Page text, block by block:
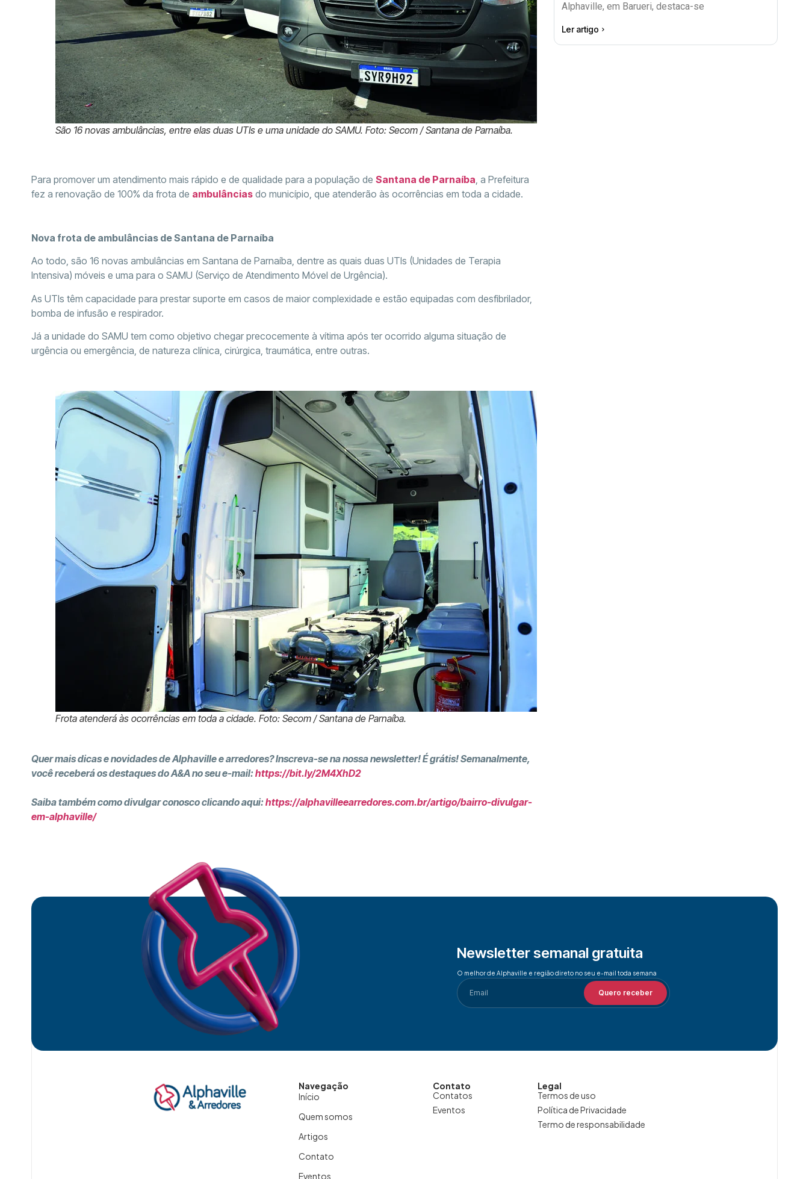
São 16 novas ambulâncias, entre elas duas UTIs e uma unidade do SAMU. Foto: Secom / Santana de Parnaíba.
Para promover um atendimento mais rápido e de qualidade para a população de Santana de Parnaíba , a Prefeitura
fez a renovação de 100% da frota de ambulâncias do município, que atenderão às ocorrências em toda a cidade.
Nova frota de ambulâncias de Santana de Parnaíba
Ao todo, são 16 novas ambulâncias em Santana de Parnaíba, dentre as quais duas UTIs (Unidades de Terapia
Intensiva) móveis e uma para o SAMU (Serviço de Atendimento Móvel de Urgência).
As UTIs têm capacidade para prestar suporte em casos de maior complexidade e estão equipadas com desfibrilador,
bomba de infusão e respirador.
Já a unidade do SAMU tem como objetivo chegar precocemente à vítima após ter ocorrido alguma situação de
urgência ou emergência, de natureza clínica, cirúrgica, traumática, entre outras.
Frota atenderá às ocorrências em toda a cidade. Foto: Secom / Santana de Parnaíba.
Quer mais dicas e novidades de Alphaville e arredores? Inscreva-se na nossa newsletter! É grátis! Semanalmente,
você receberá os destaques do A&A no seu e-mail:https://bit.ly/2M4XhD2
Saiba também como divulgar conosco clicando aqui:https://alphavilleearredores.com.br/artigo/bairro-divulgar-
em-alphaville/
Alphaville, em Barueri, destaca-se
Ler artigo
Newsletter semanal gratuita
O melhor de Alphaville e região direto no seu e-mail toda semana
Quero receber
Navegação
Início
Quem somos
Artigos
Contato
Eventos
Contato
Contatos
Eventos
Legal
Termos de uso
Política de Privacidade
Termo de responsabilidade